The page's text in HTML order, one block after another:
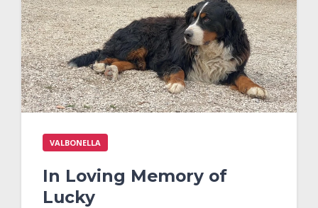
VALBONELLA
In Loving Memory of
Lucky